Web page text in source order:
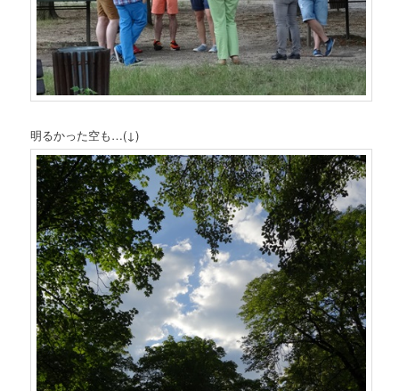
明るかった空も…(↓)